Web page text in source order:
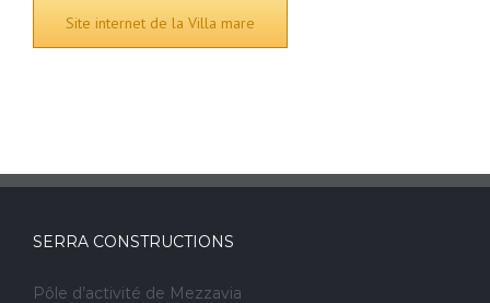
Site internet de la Villa mare
SERRA CONSTRUCTIONS
Pôle d’activité de Mezzavia